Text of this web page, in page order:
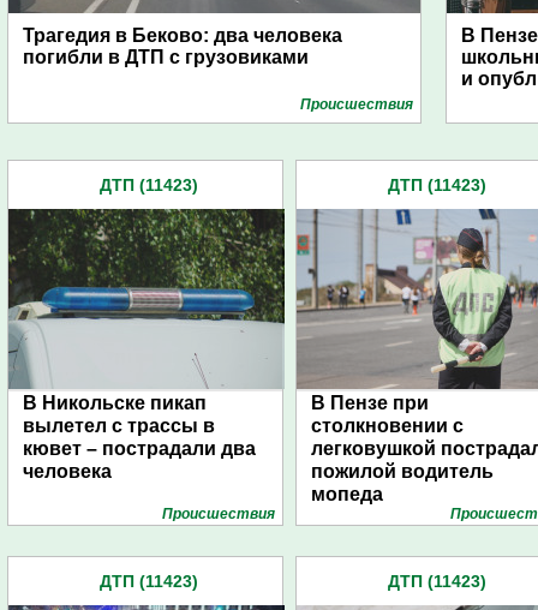
Трагедия в Беково: два человека
погибли в ДТП с грузовиками
Проиcшествия
В
и
ДТП (11423)
В Никольске пикап
вылетел с трассы в
кювет – пострадали два
человека
Проиcшествия
ДТП (11423)
В Пензе при
столкновении с
легковушкой
пожилой водитель
мопеда
ДТП (11423) ДТП (11423)